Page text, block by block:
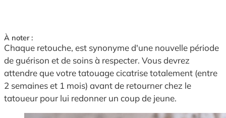
À noter :
Chaque retouche, est synonyme d'une nouvelle période
de guérison et de soins à respecter. Vous devrez
attendre que votre tatouage cicatrise totalement (entre
2 semaines et 1 mois) avant de retourner chez le
tatoueur pour lui redonner un coup de jeune.